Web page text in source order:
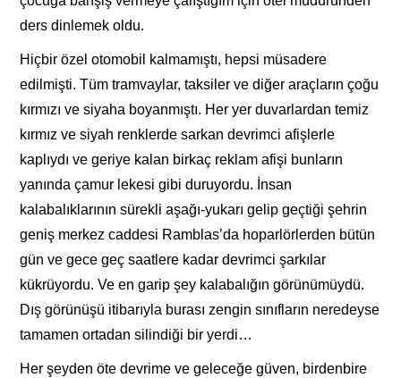
ders dinlemek oldu.
Hiçbir özel otomobil kalmamıştı, hepsi müsadere
edilmişti. Tüm tramvaylar, taksiler ve diğer araçların çoğu
kırmızı ve siyaha boyanmıştı. Her yer duvarlardan temiz
kırmız ve siyah renklerde sarkan devrimci afişlerle
kaplıydı ve geriye kalan birkaç reklam afişi bunların
yanında çamur lekesi gibi duruyordu. İnsan
kalabalıklarının sürekli aşağı-yukarı gelip geçtiği şehrin
geniş merkez caddesi Ramblas’da hoparlörlerden bütün
gün ve gece geç saatlere kadar devrimci şarkılar
kükrüyordu. Ve en garip şey kalabalığın görünümüydü.
Dış görünüşü itibarıyla burası zengin sınıfların neredeyse
tamamen ortadan silindiği bir yerdi…
Her şeyden öte devrime ve geleceğe güven, birdenbire